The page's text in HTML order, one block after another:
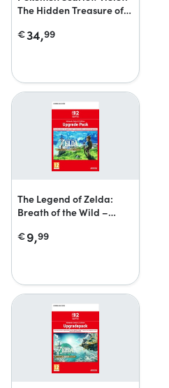
The Hidden Treasure of
€34,99
The Legend of Zelda:
Breath of the Wild –
Edition-upgrade pack
€9,99